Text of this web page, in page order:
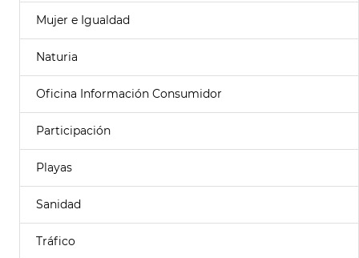
Mujer e Igualdad
Naturia
Oficina Información Consumidor
Participación
Playas
Sanidad
Tráfico